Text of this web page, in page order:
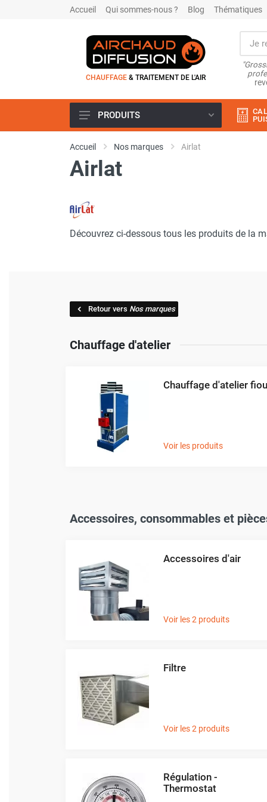
Accueil Qui sommes-nous ? Blog Thématiques
CHAUFFAGE & TRAITEMENT DE L'AIR
Climatiseur
Climatiseur mobile
Climatiseur fixe
Rafraichisseur d'air mobile
Ventilateur brumisateur
Brasseur d'air
Ventilateur fixe
Ventilateur de chantier
Ventilateur centrifuge
Ventilateur de sol
Ventilateur sur pied
Ventilateur de bureau
Ventilateur de table
Extracteur d'air mural résidentiel
Déstratificateur industriel à pales
Déstratificateur industriel caréné
Déstratificateur de plafond design
Déstratificateur Airius
Déshumidificateur d'air
Déshumidificateur mobile
professionnel
Déshumidificateur fixe
Déshumidificateur de maison et de
Humidificateur d'air
Purificateur d'air
PRODUITS
Accueil Nos marques Airlat
Airlat
Découvrez ci-dessous tous les produits de la
Retour vers Nos marques
Chauffage d'atelier
Chauffage d'atelier fioul
Voir les produits
Accessoires, consommables et
Accessoires d'air
Voir les 2 produits
Filtre
Voir les 2 produits
Régulation -
Thermostat